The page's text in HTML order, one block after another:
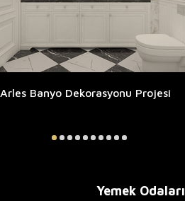
Arles Banyo Dekorasyonu Projesi
Yemek Odaları